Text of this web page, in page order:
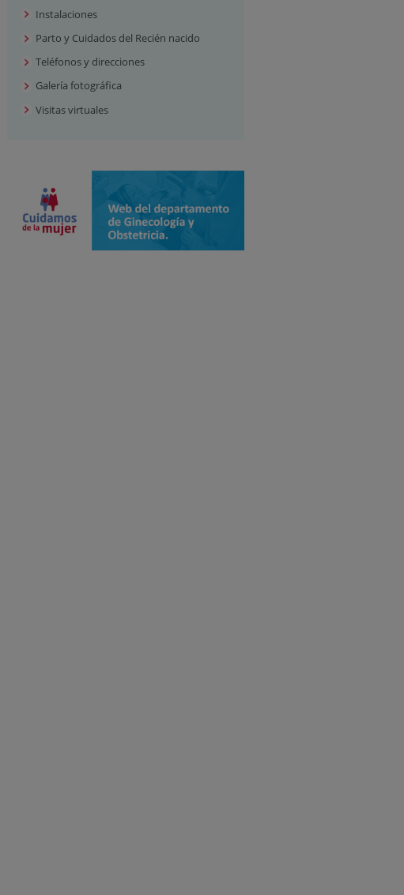
Instalaciones
Parto y Cuidados del Recién nacido
Teléfonos y direcciones
Galería fotográfica
Visitas virtuales